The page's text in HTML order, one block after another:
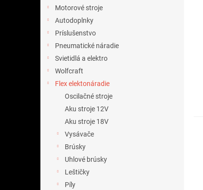
Motorové stroje
Autodoplnky
Príslušenstvo
Pneumatické náradie
Svietidlá a elektro
Wolfcraft
Flex elektonáradie
Oscilačné stroje
Aku stroje 12V
Aku stroje 18V
Vysávače
Brúsky
Uhlové brúsky
Leštičky
Píly